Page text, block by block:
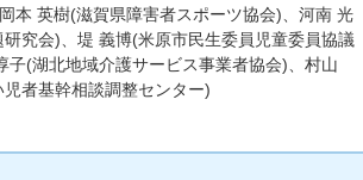
本 英樹(滋賀県障害者スポーツ協会)、河南 光
究会)、堤 義博(米原市民生委員児童委員協議
(湖北地域介護サービス事業者協会)、村山
者基幹相談調整センター)